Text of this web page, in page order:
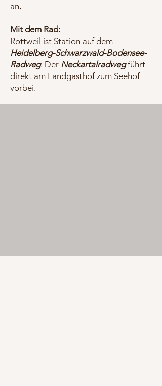
an.
Mit dem Rad:
Rottweil ist Station auf dem
Heidelberg-Schwarzwald-Bodensee-
Radweg. Der Neckartalradwegführt
direkt am Landgasthof zum Seehof
vorbei.